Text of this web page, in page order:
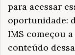
para acessar
oportunidade:
IMS começou
conteúdo